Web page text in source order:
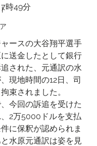
時49分
ースの大谷翔平選手
送金したとして銀行
された、元通訳の水
現地時間の12日、司
束されました。
今回の訴追を受けた
2万5000ドルを支払
に保釈が認められま
水原元通訳は姿を見